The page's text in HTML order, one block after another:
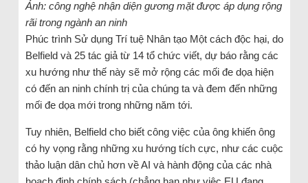
Ảnh: công nghệ nhận diện gương mặt được áp dụng rộng
rãi trong ngành an ninh
Phúc trình Sử dụng Trí tuệ Nhân tạo Một cách độc hại, do
Belfield và 25 tác giả từ 14 tổ chức viết, dự báo rằng các
xu hướng như thế này sẽ mở rộng các mối đe dọa hiện
có đến an ninh chính trị của chúng ta và đem đến những
mối đe dọa mới trong những năm tới.
Tuy nhiên, Belfield cho biết công việc của ông khiến ông
có hy vọng rằng những xu hướng tích cực, như các cuộc
thảo luận dân chủ hơn về AI và hành động của các nhà